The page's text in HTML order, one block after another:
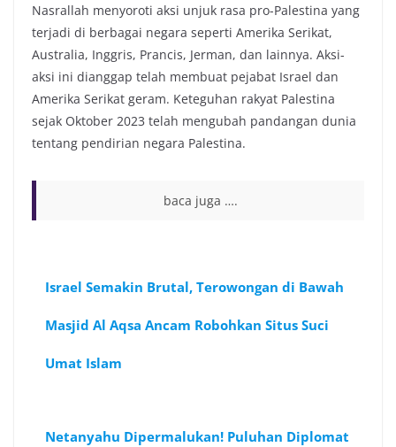
Nasrallah menyoroti aksi unjuk rasa pro-Palestina yang
terjadi di berbagai negara seperti Amerika Serikat,
Australia, Inggris, Prancis, Jerman, dan lainnya. Aksi-
aksi ini dianggap telah membuat pejabat Israel dan
Amerika Serikat geram. Keteguhan rakyat Palestina
sejak Oktober 2023 telah mengubah pandangan dunia
tentang pendirian negara Palestina.
baca juga ….
Israel Semakin Brutal, Terowongan di Bawah
Masjid Al Aqsa Ancam Robohkan Situs Suci
Umat Islam
Netanyahu Dipermalukan! Puluhan Diplomat